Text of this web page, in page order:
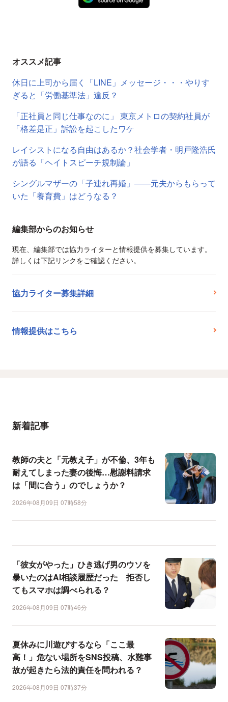
オススメ記事
休日に上司から届く「LINE」メッセージ・・・やりす
ぎると「労働基準法」違反？
「正社員と同じ仕事なのに」 東京メトロの契約社員が
「格差是正」訴訟を起こしたワケ
レイシストになる自由はあるか？社会学者・明戸隆浩氏
が語る「ヘイトスピーチ規制論」
シングルマザーの「子連れ再婚」――元夫からもらって
いた「養育費」はどうなる？
編集部からのお知らせ
現在、編集部では協力ライターと情報提供を募集しています。
詳しくは下記リンクをご確認ください。
協力ライター募集詳細
情報提供はこちら
新着記事
教師の夫と「元教え子」が不倫、3年も
耐えてしまった妻の後悔…慰謝料請求
は「間に合う」のでしょうか？
2026年08月09日 07時58分
「彼女がやった」ひき逃げ男のウソを
暴いたのはAI相談履歴だった 拒否し
てもスマホは調べられる？
2026年08月09日 07時46分
夏休みに川遊びするなら「ここ最
高！」危ない場所をSNS投稿、水難事
故が起きたら法的責任を問われる？
2026年08月09日 07時37分